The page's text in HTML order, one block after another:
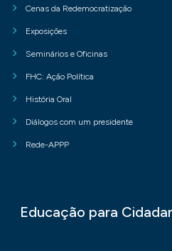
Cenas da Redemocratização
Exposições
Seminários e Oficinas
FHC: Ação Política
História Oral
Diálogos com um presidente
Rede-APPP
Educação para